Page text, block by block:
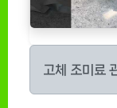
고체 조미료